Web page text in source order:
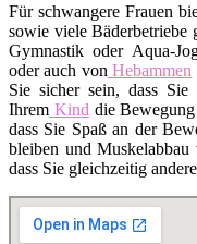
Für schwangere Frauen
sowie viele Bäderbetriebe
Gymnastik oder Aqua-
oder auch von Hebammen
Sie sicher sein, dass
Ihrem Kind die
dass Sie Spaß an der
bleiben und
dass Sie gleichzeitig